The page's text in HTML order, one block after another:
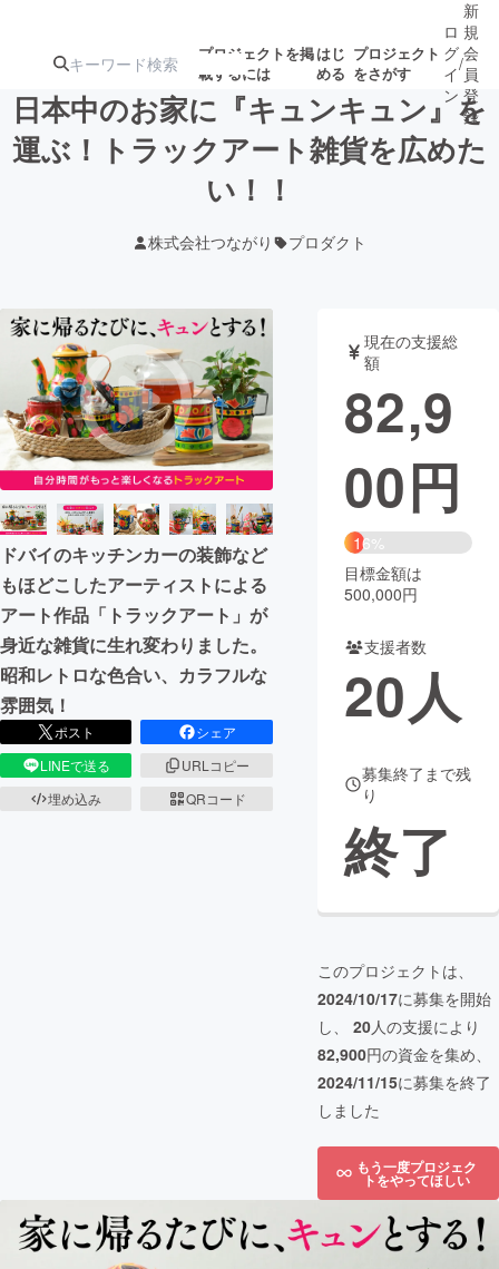
プロジェクトを掲
載するには
はじ
める
プロジェクト
をさがす
注目の新着プロ
募集終了が近いプ
テクノロジー・ガジェット
映像・映画 書籍・雑誌
ビジネス・起業 チャレンジ
まちづくり・地域活性化
CAMPFIRE for Social Good
CAMPFIRE Creation
CAMPFIREふるさと納税
コミュニティ
ロ
グ
イ
ン
/
新
規
会
員
登
録
日本中のお家に『キュンキュン』を
運ぶ！トラックアート雑貨を広めた
い！！
株式会社つながり プロダクト
ドバイのキッチンカーの装飾など
もほどこしたアーティストによる
アート作品「トラックアート」が
身近な雑貨に生れ変わりました。
昭和レトロな色合い、カラフルな
雰囲気！
ポスト
シェア
LINEで送る
URLコピー
埋め込み
QRコード
現在の支援総
額
82,9
00円
16%
目標金額は
500,000円
支援者数
20人
募集終了まで残
り
終了
このプロジェクトは、
2024/10/17に募集を開始
し、 20人の支援により
82,900円の資金を集め、
2024/11/15に募集を終了
しました
もう一度プロジェク
トをやってほしい